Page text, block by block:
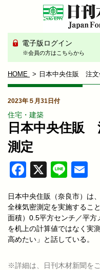
電子版ログイン
※会員の方はこちらから
HOME 日本中央住販 注文
2023年５月31日付
住宅・建築
日本中央住販
測定
Facebook
X Line
日本中央住販（奈良市）は
全棟気密測定を実施するこ
面積）0.5平方センチ／平
を机上の計算値ではなく実
高めたい」と話している。
※詳細は、日刊木材新聞を